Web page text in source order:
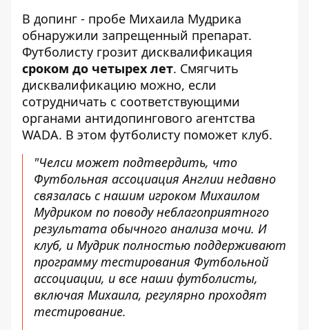
В допинг - пробе Михаила Мудрика
обнаружили запрещенный препарат.
Футболисту грозит дисквалификация
сроком до четырех лет. Смягчить
дисквалификацию можно, если
сотрудничать с соответствующими
органами антидопингового агентства
WADA. В этом футболисту поможет клуб.
"Челси может подтвердить, что
Футбольная ассоциация Англии недавно
связалась с нашим игроком Михаилом
Мудриком по поводу неблагоприятного
результата обычного анализа мочи. И
клуб, и Мудрик полностью поддерживают
программу тестирования Футбольной
ассоциации, и все наши футболисты,
включая Михаила, регулярно проходят
тестирование.